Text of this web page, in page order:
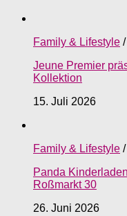
Family & Lifestyle /
Jeune Premier
Kollektion
15. Juli 2026
Family & Lifestyle /
Panda
Roßmarkt 30
26. Juni 2026